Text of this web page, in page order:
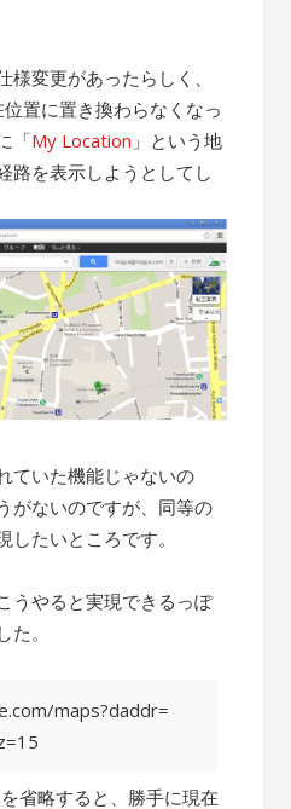
様変更があったらしく、
置に置き換わらなくなっ
「My Location 」という地
路を表示しようとしてし
ていた機能じゃないの
がないのですが、同等の
たいところです。
うやると実現できるっぽ
。
maps?daddr=
省略すると、勝手に現在